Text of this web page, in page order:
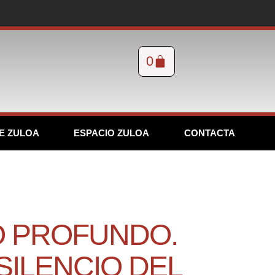
0
ZULOA ESPACIO ZULOA CONTACTA
PROFUNDO.
DEL